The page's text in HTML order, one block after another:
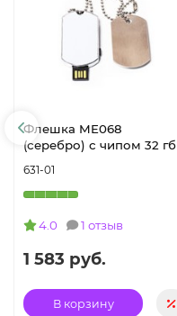
Флешка ME068
(серебро) с чипом 32 гб
631-01
4.0 1 отзыв
1 583 руб.
В корзину